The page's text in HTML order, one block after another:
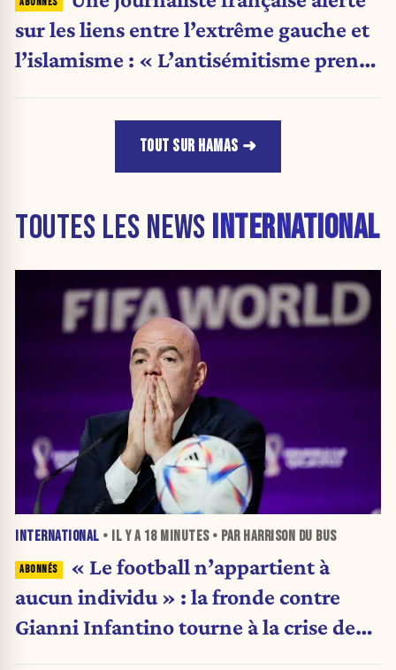
sur les liens entre l’extrême gauche et
l’islamisme : « L’antisémitisme prend
TOUT SUR HAMAS
TOUTES LES NEWS INTERNATIONAL
INTERNATIONAL • IL Y A 18 MINUTES• PAR HARRISON DU BUS
« Le football n’appartient à
aucun individu » : la fronde contre
Gianni Infantino tourne à la crise de